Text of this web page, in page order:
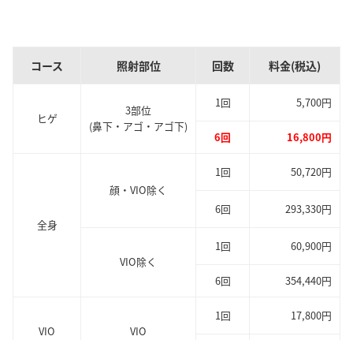
コース 照射部位 回数 料金(税込)
ヒゲ
3部位
(鼻下・アゴ・アゴ下)
1回 5,700円
6回 16,800円
全身
顔・VIO除く
1回 50,720円
6回 293,330円
VIO除く
1回 60,900円
6回 354,440円
VIO VIO
1回 17,800円